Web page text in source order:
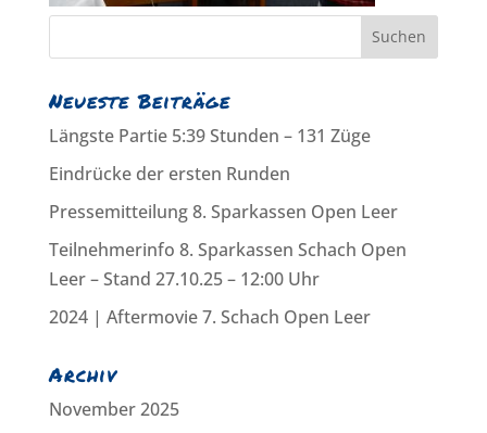
Neueste Beiträge
Längste Partie 5:39 Stunden – 131 Züge
Eindrücke der ersten Runden
Pressemitteilung 8. Sparkassen Open Leer
Teilnehmerinfo 8. Sparkassen Schach Open
Leer – Stand 27.10.25 – 12:00 Uhr
2024 | Aftermovie 7. Schach Open Leer
Archiv
November 2025